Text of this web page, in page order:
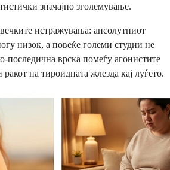
значајно зголемување.
истражувања: апсолутниот
низок, а повеќе големи студии не
последична врска помеѓу агонистите
на тироидната жлезда кај луѓето.